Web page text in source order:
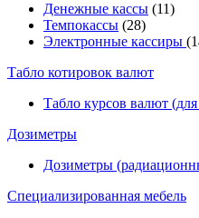
Денежные кассы (11)
Темпокассы (28)
Электронные кассиры
Табло котировок валют
Табло курсов валют
Дозиметры
Дозиметры
Специализированная мебель